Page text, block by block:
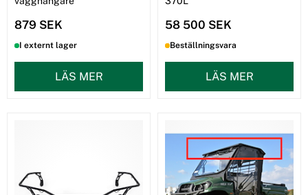
879 SEK
I externt lager
LÄS MER
58 500 SEK
Beställningsvara
LÄS MER